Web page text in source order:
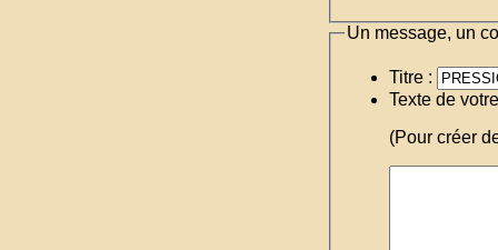
Un message, un
Titre :
Texte de
(Pour créer